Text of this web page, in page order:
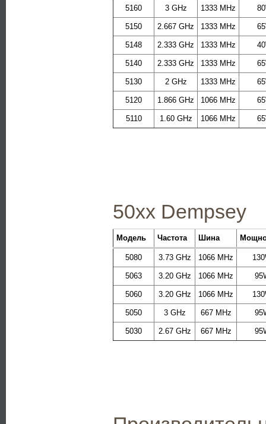
5160 3 GHz 1333 MHz
5150 2.667 GHz 1333 MHz
5148 2.333 GHz 1333 MHz
5140 2.333 GHz 1333 MHz
5130 2 GHz 1333 MHz
5120 1.866 GHz 1066 MHz
5110 1.60 GHz 1066 MHz
50xx Dempsey
Модель Частота Шина
5080 3.73 GHz 1066 MHz
5063 3.20 GHz 1066 MHz
5060 3.20 GHz 1066 MHz
5050 3 GHz 667 MHz
5030 2.67 GHz 667 MHz